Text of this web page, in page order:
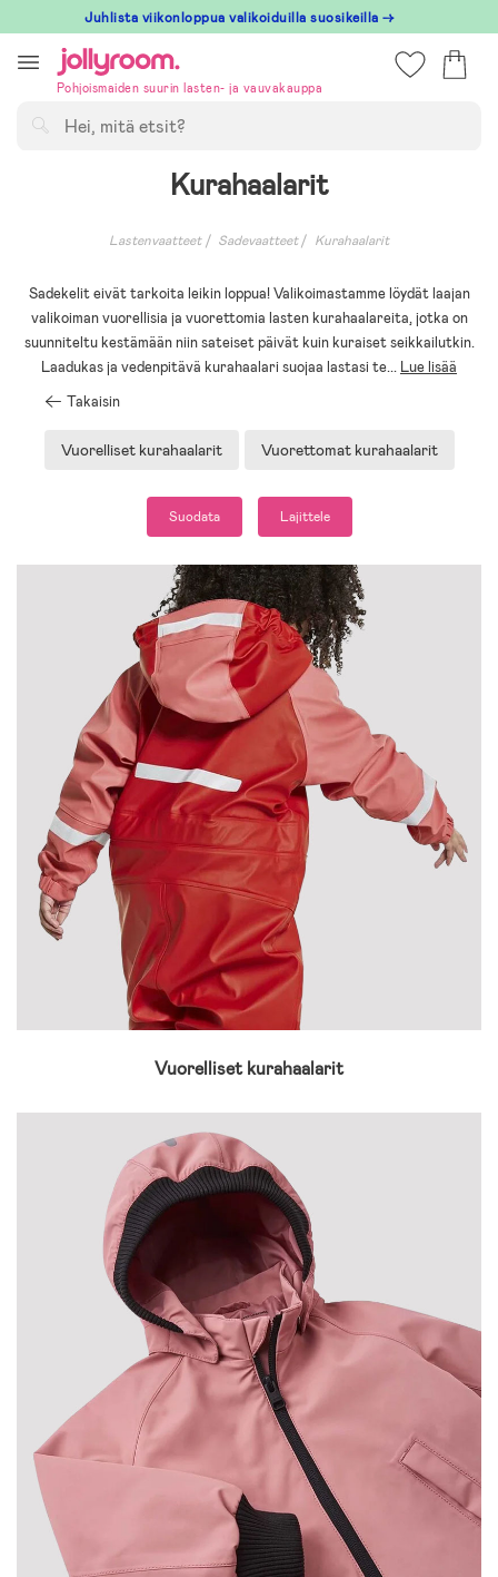
till
innehållet
Juhlista viikonloppua valikoiduilla suosikeilla →
Pohjoismaiden suurin lasten- ja vauvakauppa
Kurahaalarit
Lastenvaatteet Sadevaatteet Kurahaalarit
Sadekelit eivät tarkoita leikin loppua! Valikoimastamme löydät laajan
valikoiman vuorellisia ja vuorettomia lasten kurahaalareita, jotka on
suunniteltu kestämään niin sateiset päivät kuin kuraiset seikkailutkin.
Laadukas ja vedenpitävä kurahaalari suojaa lastasi te... Lue lisää
Takaisin
Vuorelliset kurahaalarit Vuorettomat kurahaalarit
Suodata Lajittele
Vuorelliset kurahaalarit